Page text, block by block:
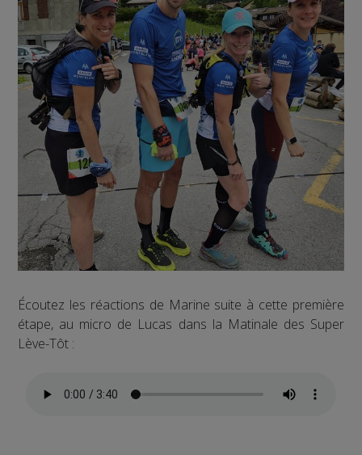
Écoutez les réactions de Marine suite à cette première
étape, au micro de Lucas dans la Matinale des Super
Lève-Tôt :